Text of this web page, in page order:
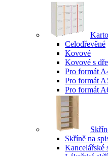
Celodřevěné
Kovové
Kovové s
Pro formát
Pro formát
Pro formát
Skříně na
Kancelářské